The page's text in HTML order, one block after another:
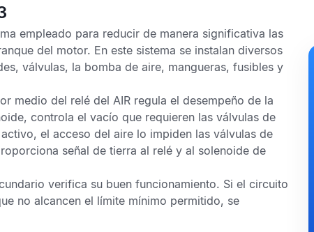
empleado para reducir de manera significativa las
del motor. En este sistema se instalan diversos
válvulas, la bomba de aire, mangueras, fusibles y
medio del relé del AIR regula el desempeño de la
controla el vacío que requieren las válvulas de
el acceso del aire lo impiden las válvulas de
señal de tierra al relé y al solenoide de
verifica su buen funcionamiento. Si el circuito
no alcancen el límite mínimo permitido, se